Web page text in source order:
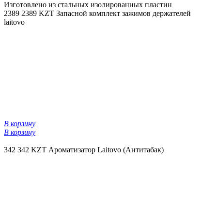
Изготовлено из стальных изолированных пластин
2389 2389 KZT Запасной комплект зажимов держателей
laitovo
В корзину
В корзину
342 342 KZT Ароматизатор Laitovo (Антитабак)